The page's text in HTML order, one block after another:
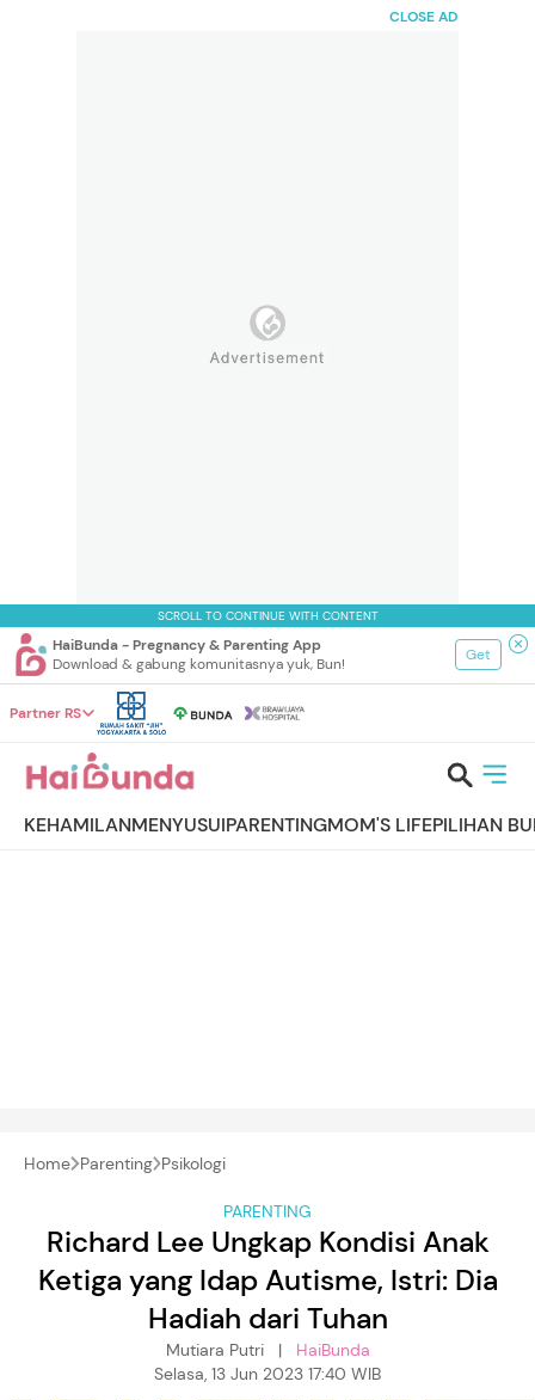
CLOSE AD
SCROLL TO CONTINUE WITH CONTENT
HaiBunda - Pregnancy & Parenting App
Download & gabung komunitasnya yuk, Bun!
Get
Partner RS
KEHAMILANMENYUSUIPARENTINGMOM'S LIFEPILIHAN
Home Parenting Psikologi
PARENTING
Richard Lee Ungkap Kondisi Anak
Ketiga yang Idap Autisme, Istri: Dia
Hadiah dari Tuhan
Mutiara Putri | HaiBunda
Selasa, 13 Jun 2023 17:40 WIB